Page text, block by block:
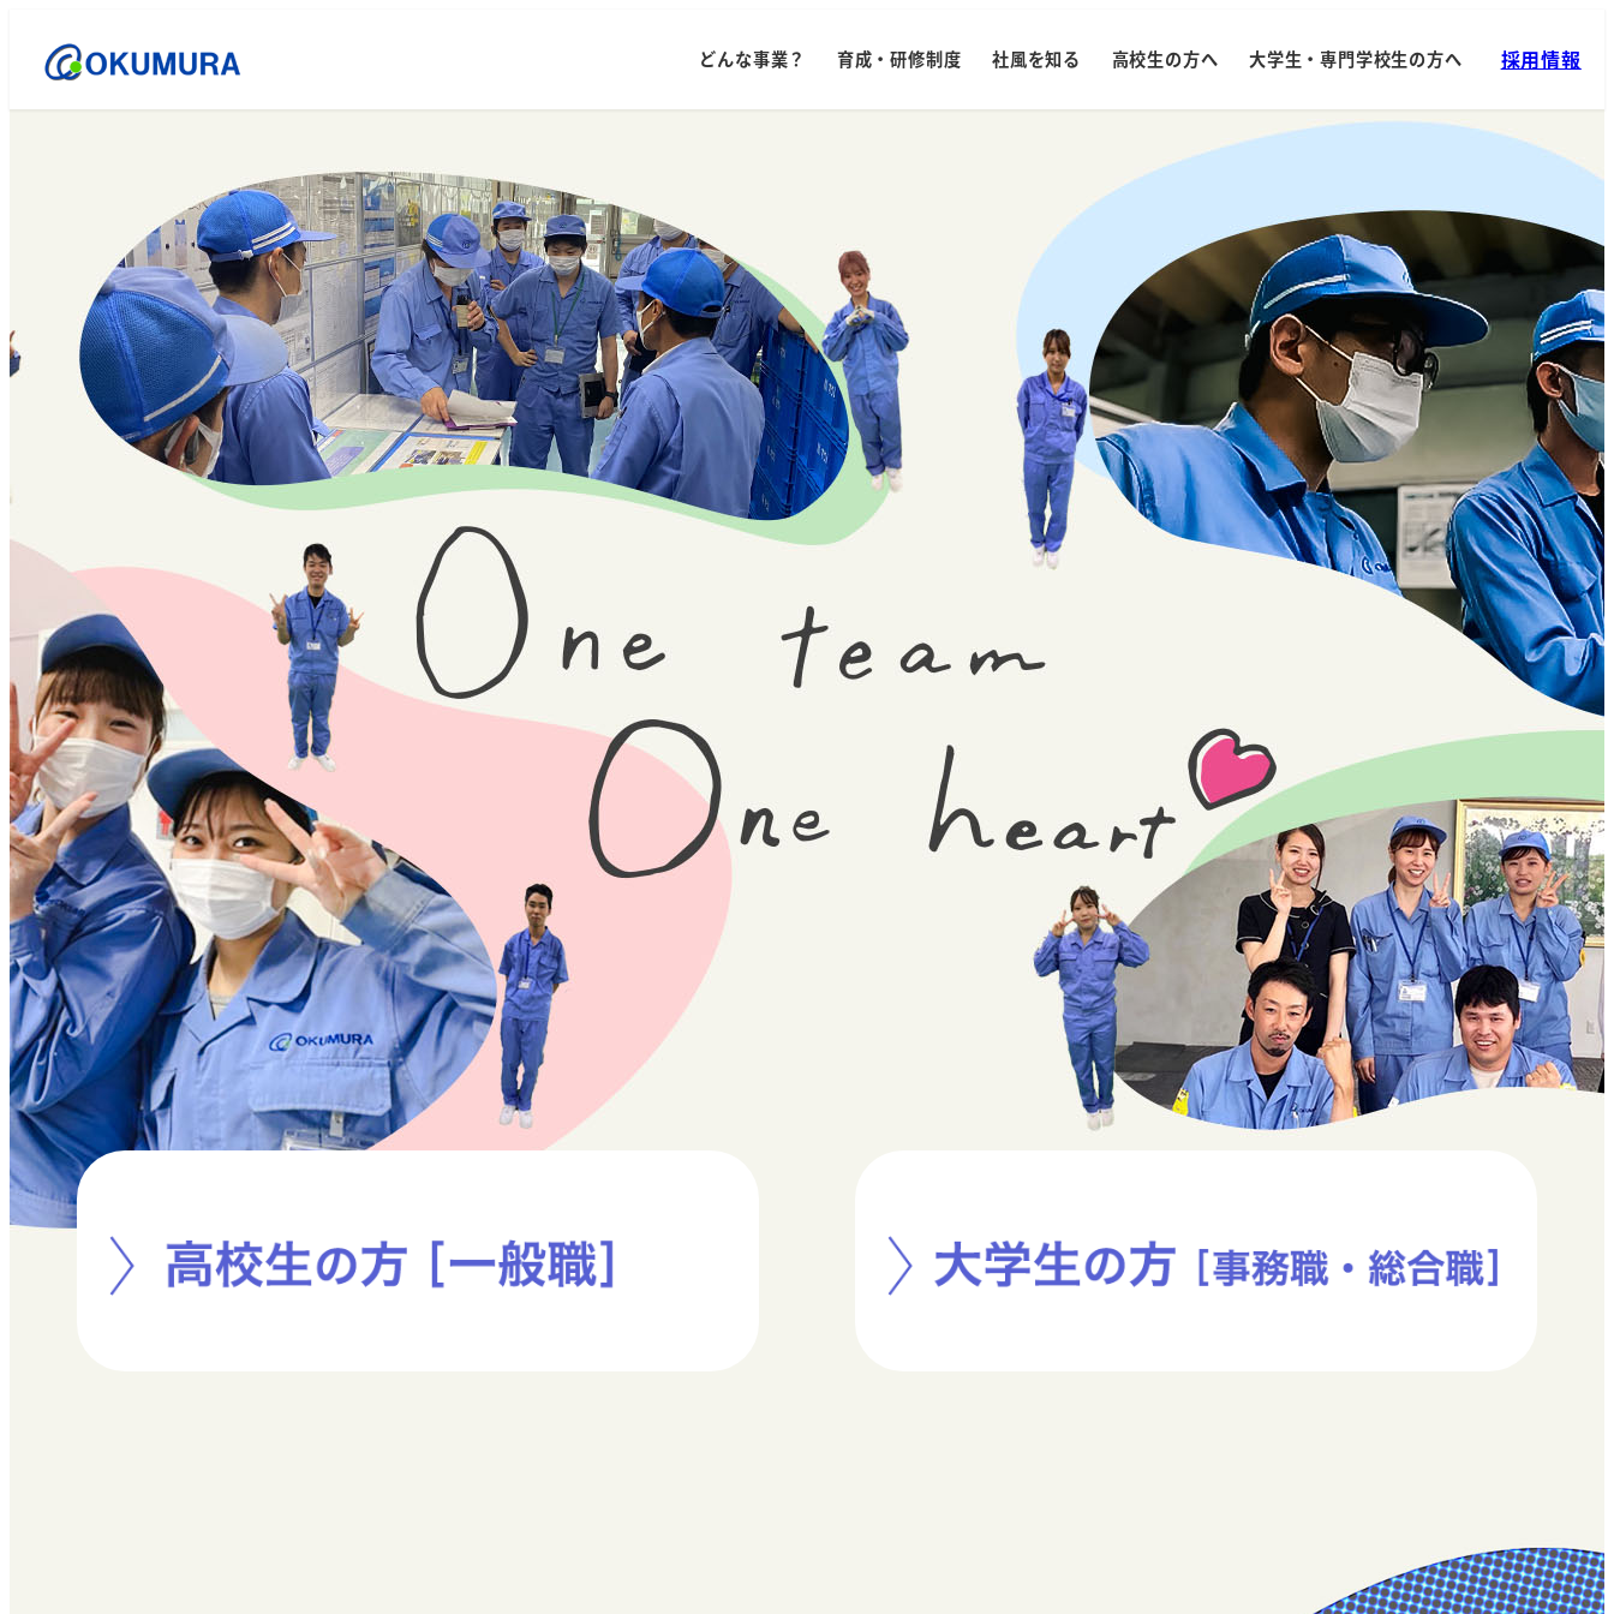
どんな事業？ 育成・研修制度 社風を知る 高校生の方へ 大学生・専門学校生の方へ 採用情報